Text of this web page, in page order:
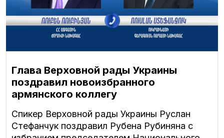
Глава Верховной рады Украины
поздравил новоизбранного
армянского коллегу
Спикер Верховной рады Украины Руслан
Стефанчук поздравил Рубена Рубиняна с